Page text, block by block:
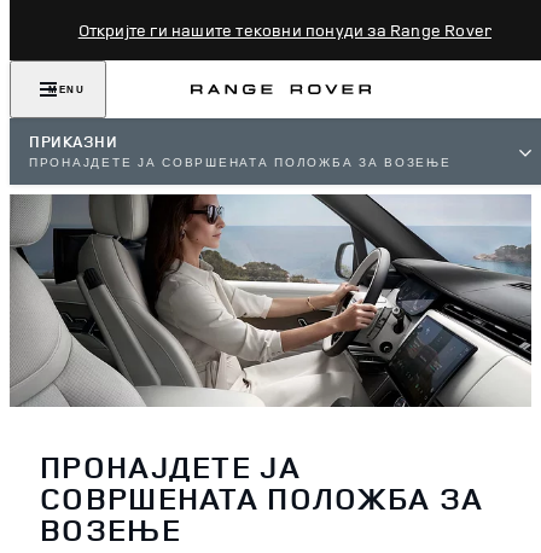
Откријте ги нашите тековни понуди за Range Rover
MENU
ПРИКАЗНИ
ПРОНАЈДЕТЕ ЈА СОВРШЕНАТА ПОЛОЖБА ЗА ВОЗЕЊЕ
ПРОНАЈДЕТЕ ЈА
СОВРШЕНАТА ПОЛОЖБА ЗА
ВОЗЕЊЕ